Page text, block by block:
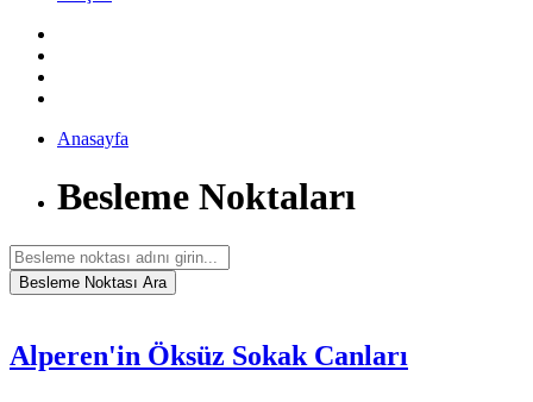
Anasayfa
Besleme Noktaları
Alperen'in Öksüz Sokak Canları